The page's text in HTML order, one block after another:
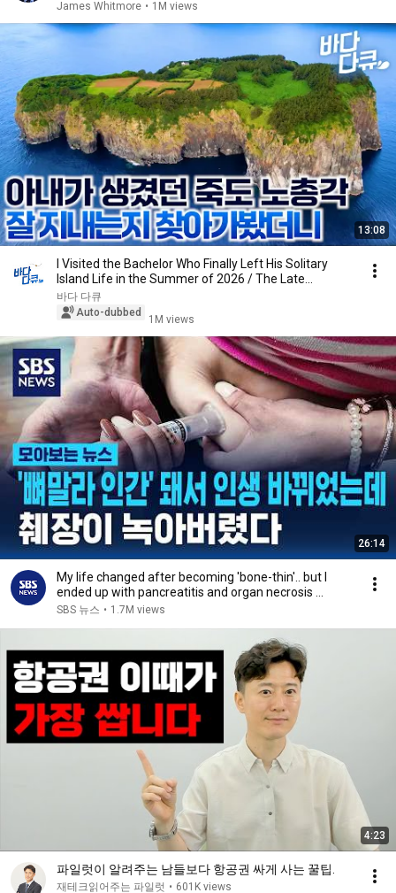
James Whitmore • 1M views
13:08
I Visited the Bachelor Who Finally Left His Solitary
Island Life in the Summer of 2026 / The Late...
바다 다큐
Auto-dubbed
1M views
26:14
My life changed after becoming 'bone-thin'.. but I
ended up with pancreatitis and organ necrosis ...
SBS 뉴스 • 1.7M views
4:23
파일럿이 알려주는 남들보다 항공권 싸게 사는 꿀팁.
재테크읽어주는 파일럿 • 601K views